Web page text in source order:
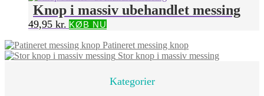
Knop i massiv ubehandlet messing
49,95 kr. KØB NU
Patineret messing knop
Stor knop i massiv messing
Kategorier